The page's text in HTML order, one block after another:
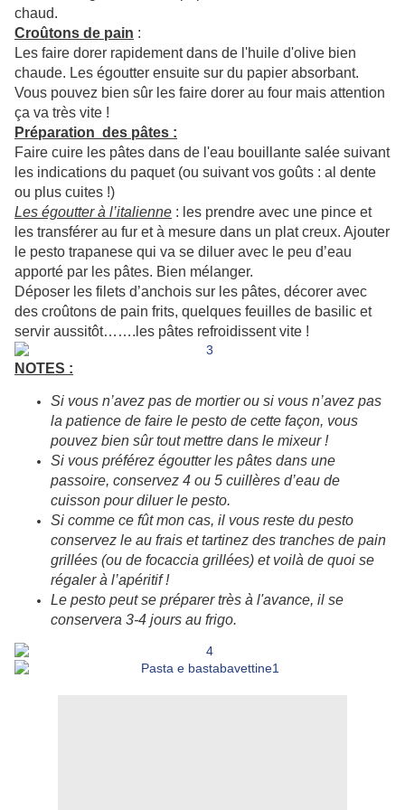
chaud.
Croûtons de pain :
Les faire dorer rapidement dans de l'huile d'olive bien
chaude. Les égoutter ensuite sur du papier absorbant.
Vous pouvez bien sûr les faire dorer au four mais attention
ça va très vite !
Préparation des pâtes :
Faire cuire les pâtes dans de l'eau bouillante salée suivant
les indications du paquet (ou suivant vos goûts : al dente
ou plus cuites !)
Les égoutter à l’italienne : les prendre avec une pince et
les transférer au fur et à mesure dans un plat creux. Ajouter
le pesto trapanese qui va se diluer avec le peu d’eau
apporté par les pâtes. Bien mélanger.
Déposer les filets d’anchois sur les pâtes, décorer avec
des croûtons de pain frits, quelques feuilles de basilic et
servir aussitôt…….les pâtes refroidissent vite !
NOTES :
Si vous n’avez pas de mortier ou si vous n’avez pas
la patience de faire le pesto de cette façon, vous
pouvez bien sûr tout mettre dans le mixeur !
Si vous préférez égoutter les pâtes dans une
passoire, conservez 4 ou 5 cuillères d’eau de
cuisson pour diluer le pesto.
Si comme ce fût mon cas, il vous reste du pesto
conservez le au frais et tartinez des tranches de pain
grillées (ou de focaccia grillées) et voilà de quoi se
régaler à l’apéritif !
Le pesto peut se préparer très à l'avance, il se
conservera 3-4 jours au frigo.